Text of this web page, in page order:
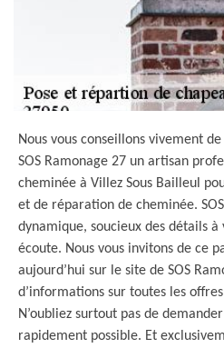
Nous vous conseillons vivement
SOS Ramonage 27 un artisan
cheminée à Villez Sous Bailleul
et de réparation de cheminée.
dynamique, soucieux des détails
écoute. Nous vous invitons de ce
aujourd’hui sur le site de SOS
d’informations sur toutes les
N’oubliez surtout pas de
rapidement possible. Et